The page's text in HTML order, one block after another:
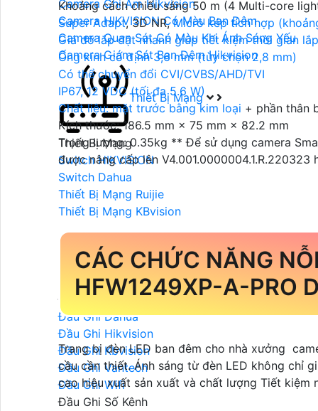
Camera Ghi Âm Hikvision
Camera HIKVISION Có Màu Ban Đêm
Camera Quan Sát Có Màu Khi Ánh Sáng Yếu
Camera Giám Sát Ban Đêm Hikvision
Thiết Bị Mạng
Thiết Bị Mạng
Switch HIKVISION
Switch Dahua
Thiết Bị Mạng Ruijie
Thiết Bị Mạng KBvision
Đầu Ghi Hình
Đầu Ghi Camera
Đầu Ghi Dahua
Đầu Ghi Hikvision
Đầu Ghi Kbvision
Đầu Ghi Vantech
Đầu Ghi Wifi
Đầu Ghi Số Kênh
Khoảng cách chiếu sáng 50 m (4 Multi-core
Super Adapt, 3D NR,Micrô kép tích hợp
Giá đỡ lắp đặt nhanh giúp tiết kiệm thời gian
Ống kính cố định 3,6 mm (tùy chọn 2,8 mm)
Có thể chuyển đổi CVI/CVBS/AHD/TVI
IP67, 12 VDC (tối đa 5.6 W)
Chất liệu: mặt trước bằngkim loại + phần thân
Kích thước: 186.5 mm × 75 mm × 82.2 mm
Trọng lượng: 0.35kg ** Để sử dụng camera
được nâng cấp lên V4.001.0000004.1.R.220323
CÁC CHỨC NĂNG
HFW1249XP-A-PRO
Trang bị đèn LED ban đêm cho nhà xưởng
cầu cần thiết. Ánh sáng từ đèn LED không chỉ
cao hiệu xuất sản xuất và chất lượng Tiết kiệm